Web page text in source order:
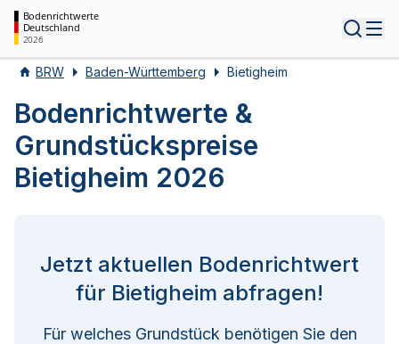
Bodenrichtwerte
Deutschland
2026
BRW Baden-Württemberg Bietigheim
Bodenrichtwerte &
Grundstückspreise
Bietigheim 2026
Jetzt aktuellen Bodenrichtwert
für Bietigheim abfragen!
Für welches Grundstück benötigen Sie den